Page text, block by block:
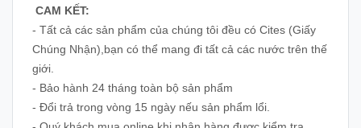
CAM KẾT:
- Tất cả các sản phẩm của chúng tôi đều có Cites (Giấy
Chúng Nhận),bạn có thể mang đi tất cả các nước trên thế
giới.
- Bảo hành 24 tháng toàn bộ sản phẩm
- Đổi trả trong vòng 15 ngày nếu sản phẩm lổi.